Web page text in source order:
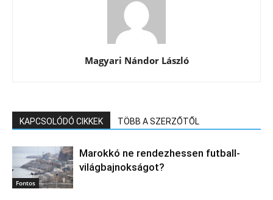
Magyari Nándor László
KAPCSOLÓDÓ CIKKEK TÖBB A SZERZŐTŐL
Fontos
Marokkó ne rendezhessen futball-
világbajnokságot?